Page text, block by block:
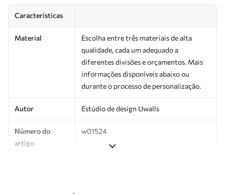
Características
Material
Escolha entre três materiais de alta
qualidade, cada um adequado a
diferentes divisões e orçamentos. Mais
informações disponíveis abaixo ou
durante o processo de personalização.
Autor Estúdio de design Uwalls
Número do
artigo
w01524